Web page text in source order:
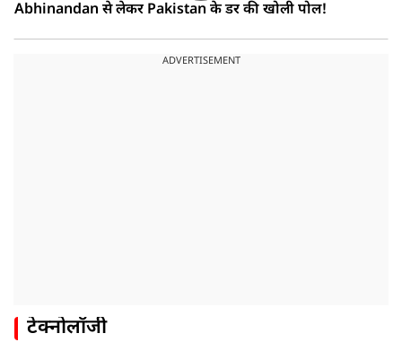
Abhinandan से लेकर Pakistan के डर की खोली पोल!
ADVERTISEMENT
टेक्नोलॉजी